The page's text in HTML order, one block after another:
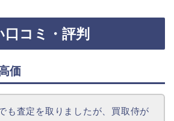
コミ・評判
価
も査定を取りましたが、買取侍が